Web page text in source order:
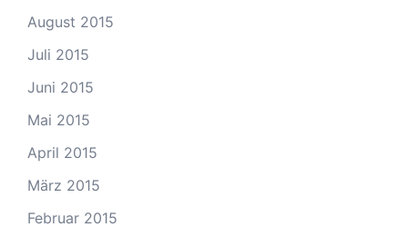
August 2015
Juli 2015
Juni 2015
Mai 2015
April 2015
März 2015
Februar 2015